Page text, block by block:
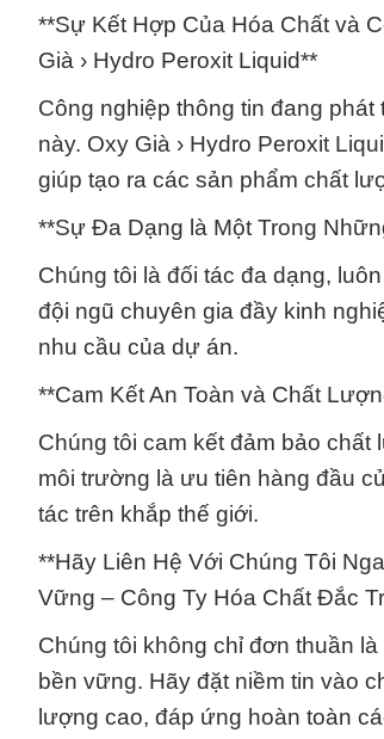
**Sự Kết Hợp Của Hóa Chất và
Già › Hydro Peroxit Liquid**
Công nghiệp thông tin đang
này. Oxy Già › Hydro Peroxit
giúp tạo ra các sản phẩm chất
**Sự Đa Dạng là Một Trong
Chúng tôi là đối tác đa dạng,
đội ngũ chuyên gia đầy kinh
nhu cầu của dự án.
**Cam Kết An Toàn và Chất
Chúng tôi cam kết đảm bảo
môi trường là ưu tiên hàng đầu
tác trên khắp thế giới.
**Hãy Liên Hệ Với Chúng Tôi
Vững – Công Ty Hóa Chất Đắc
Chúng tôi không chỉ đơn thuần
bền vững. Hãy đặt niềm tin vào
lượng cao, đáp ứng hoàn toàn